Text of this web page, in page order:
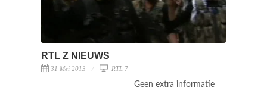
RTL Z NIEUWS
31 Mei 2013 RTL 7
Geen extra informatie